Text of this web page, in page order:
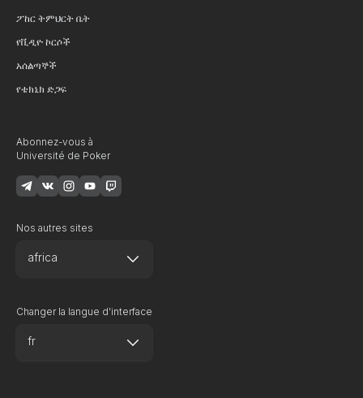
ፖከር ትምህርት ቤት
የቪዲዮ ኮርሶች
አሰልጣኞች
የቴክኒክ ድጋፍ
Abonnez-vous à
Université de Poker
Nos autres sites
africa
Changer la langue d'interface
fr